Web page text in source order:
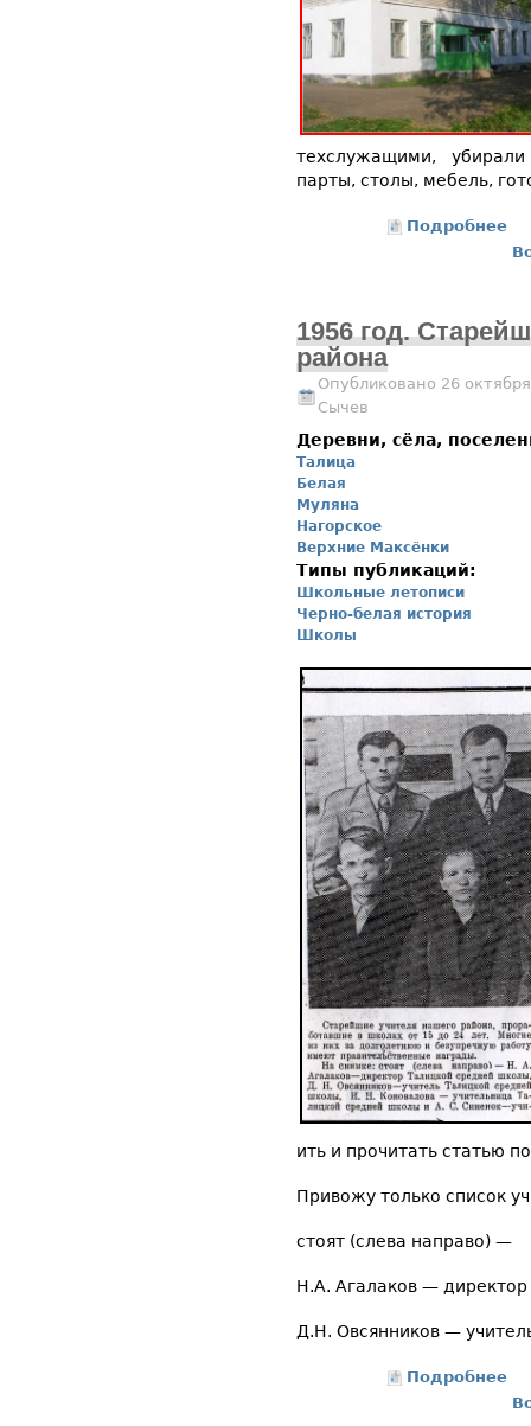
техслужащими,
парты, столы, мебель,
Подробнее
1956 год.
района
Опубликовано 26
Сычев
Деревни, сёла,
Талица
Белая
Муляна
Нагорское
Верхние Максёнки
Типы публикаций:
Школьные летописи
Черно-белая история
Школы
ить и прочитать статью
Привожу только список
стоят (слева направо) —
Н.А. Агалаков —
Д.Н. Овсянников —
Подробнее